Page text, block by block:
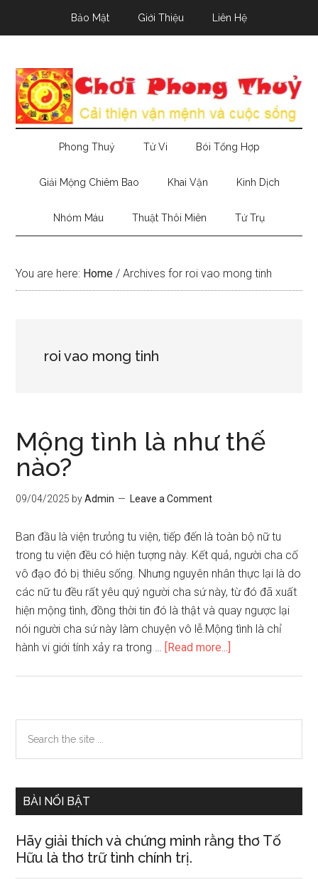
Bảo Mật Giới Thiệu Liên Hệ
Phong Thuỷ Tử Vi Bói Tổng Hợp
Giải Mộng Chiêm Bao Khai Vận Kinh Dịch
Nhóm Máu Thuật Thôi Miên Tứ Trụ
You are here: Home / Archives for roi vao mong tinh
roi vao mong tinh
Mộng tình là như thế
nào?
09/04/2025 byAdmin Leave a Comment
Ban đầu là viện trưỏng tu viện, tiếp đến là toàn bộ nữ tu
trong tu viện đều có hiện tượng này. Kết quả, người cha cố
vô đạo đó bị thiêu sống. Nhưng nguyên nhân thực lại là do
các nữ tu đều rất yêu quý người cha sứ này, từ đó đã xuất
hiện mộng tình, đồng thời tin đó là thật và quay ngược lại
nói người cha sứ này làm chuyện vô lễ.Mộng tình là chỉ
hành vi giới tính xảy ra trong … [Read more...]
như
nào?
Primary
Sidebar
the
BÀI NỔI BẬT
Hãy giải thích và chứng minh rằng thơ Tố
Hữu là thơ trữ tình chính trị.